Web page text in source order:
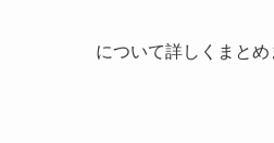
について詳しくまとめ